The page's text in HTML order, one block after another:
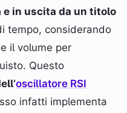
in uscita da un titolo
tempo, considerando
il volume per
Questo
oscillatore RSI
infatti implementa